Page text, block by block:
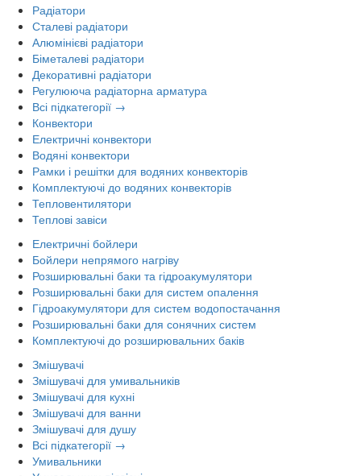
Радіатори
Сталеві радіатори
Алюмінієві радіатори
Біметалеві радіатори
Декоративні радіатори
Регулююча радіаторна арматура
Всі підкатегорії →
Конвектори
Електричні конвектори
Водяні конвектори
Рамки і решітки для водяних конвекторів
Комплектуючі до водяних конвекторів
Тепловентилятори
Теплові завіси
Електричні бойлери
Бойлери непрямого нагріву
Розширювальні баки та гідроакумулятори
Розширювальні баки для систем опалення
Гідроакумулятори для систем водопостачання
Розширювальні баки для сонячних систем
Комплектуючі до розширювальних баків
Змішувачі
Змішувачі для умивальників
Змішувачі для кухні
Змішувачі для ванни
Змішувачі для душу
Всі підкатегорії →
Умивальники